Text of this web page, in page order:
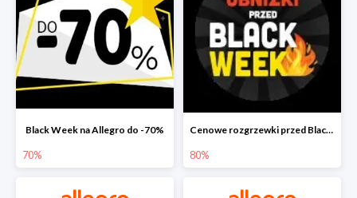
Black Week na Allegro do -70%
70%
Cenowe rozgrzewki przed Black Friday na Allegro do -80%
80%